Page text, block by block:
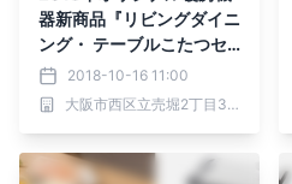
器新商品『リビングダイニ
ング・ テーブルこたつセ
ット』を発売
2018-10-16 11:00
大阪市西区立売堀2丁目3番16号 株式会社山善 (証券コード：8051)